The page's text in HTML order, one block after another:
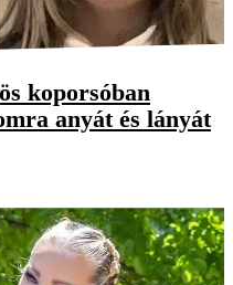
koporsóban
anyát és lányát